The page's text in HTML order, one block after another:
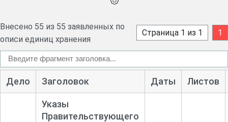
Внесено 55 из 55 заявленных по
описи единиц хранения
Страница 1 из 1 1
Дело Заголовок Даты Листов
Указы
Правительствующего